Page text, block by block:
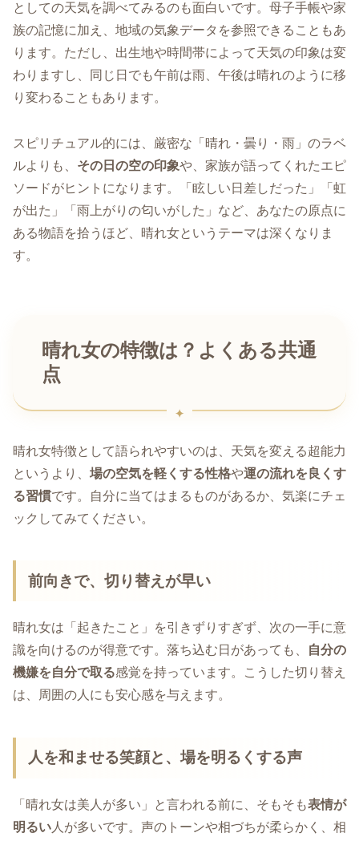
としての天気を調べてみるのも面白いです。母子手帳や家
族の記憶に加え、地域の気象データを参照できることもあ
ります。ただし、出生地や時間帯によって天気の印象は変
わりますし、同じ日でも午前は雨、午後は晴れのように移
り変わることもあります。
スピリチュアル的には、厳密な「晴れ・曇り・雨」のラベ
ルよりも、 その日の空の印象や、家族が語ってくれたエピ
ソードがヒントになります。「眩しい日差しだった」「虹
が出た」「雨上がりの匂いがした」など、あなたの原点に
ある物語を拾うほど、晴れ女というテーマは深くなりま
す。
晴れ女の特徴は？よくある共通
点
晴れ女特徴として語られやすいのは、天気を変える超能力
というより、 場の空気を軽くする性格や運の流れを良くす
る習慣です。自分に当てはまるものがあるか、気楽にチェ
ックしてみてください。
前向きで、切り替えが早い
晴れ女は「起きたこと」を引きずりすぎず、次の一手に意
識を向けるのが得意です。落ち込む日があっても、
自分の
機嫌を自分で取る感覚を持っています。こうした切り替え
は、周囲の人にも安心感を与えます。
人を和ませる笑顔と、場を明るくする声
「晴れ女は美人が多い」と言われる前に、そもそも表情が
明るい 人が多いです。声のトーンや相づちが柔らかく、相